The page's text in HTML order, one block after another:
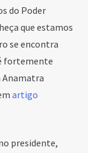
do Poder
que estamos
se encontra
fortemente
Anamatra
artigo
presidente,